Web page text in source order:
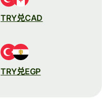
TRY兑CAD
TRY兑EGP